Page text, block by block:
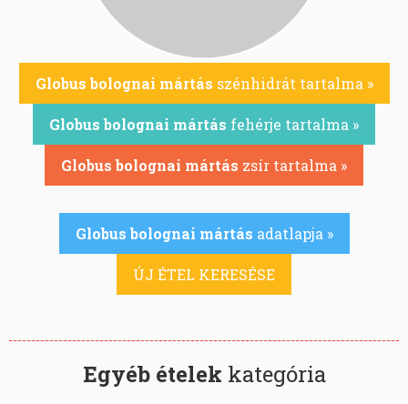
Globus bolognai mártás szénhidrát tartalma »
Globus bolognai mártás fehérje tartalma »
Globus bolognai mártás zsír tartalma »
Globus bolognai mártás adatlapja »
ÚJ ÉTEL KERESÉSE
Egyéb ételek kategória